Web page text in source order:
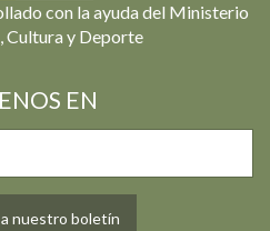
con la ayuda del Ministerio
Cultura y Deporte
EN
nuestro boletín